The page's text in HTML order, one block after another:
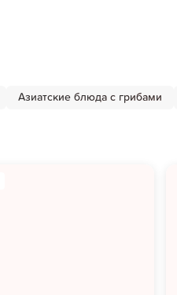
Азиатские блюда с грибами